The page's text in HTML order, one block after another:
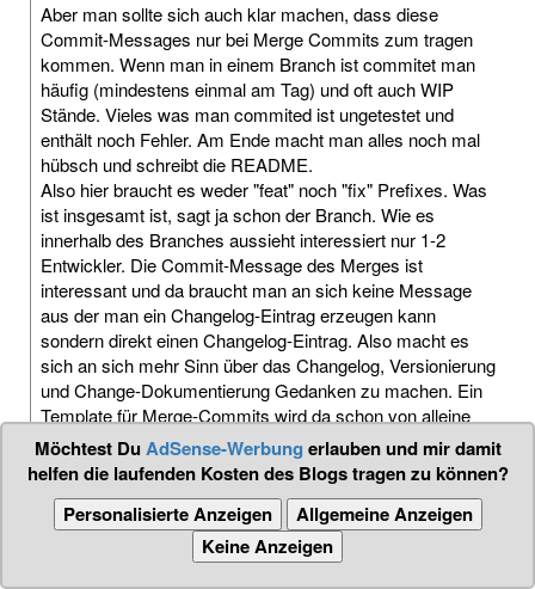
Aber man sollte sich auch klar machen, dass diese
Commit-Messages nur bei Merge Commits zum tragen
kommen. Wenn man in einem Branch ist commitet man
häufig (mindestens einmal am Tag) und oft auch WIP
Stände. Vieles was man commited ist ungetestet und
enthält noch Fehler. Am Ende macht man alles noch mal
hübsch und schreibt die README.
Also hier braucht es weder "feat" noch "fix" Prefixes. Was
ist insgesamt ist, sagt ja schon der Branch. Wie es
innerhalb des Branches aussieht interessiert nur 1-2
Entwickler. Die Commit-Message des Merges ist
interessant und da braucht man an sich keine Message
aus der man ein Changelog-Eintrag erzeugen kann
sondern direkt einen Changelog-Eintrag. Also macht es
sich an sich mehr Sinn über das Changelog, Versionierung
und Change-Dokumentierung Gedanken zu machen. Ein
Template für Merge-Commits wird da schon von alleine
mit abfallen.
"clean up code" und "fixes while testing" sind im Branch
also voll OK.
Date 2020-10-14 17:31
Möchtest DuAdSense-Werbung erlauben und mir damit
helfen die laufenden Kosten des Blogs tragen zu können?
Personalisierte Anzeigen
Allgemeine Anzeigen
Keine Anzeigen